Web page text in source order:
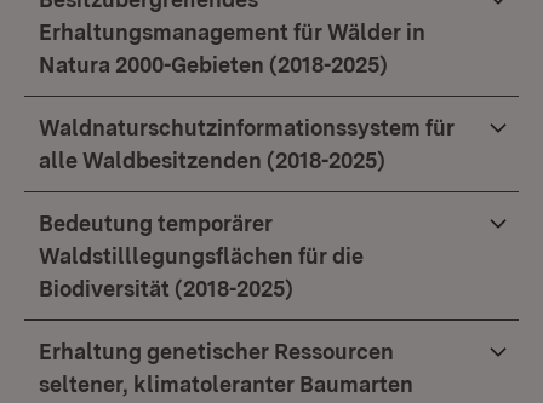
Erhaltungsmanagement für Wälder in
Natura 2000-Gebieten (2018-2025)
Waldnaturschutzinformationssystem für
alle Waldbesitzenden (2018-2025)
Bedeutung temporärer
Waldstilllegungsflächen für die
Biodiversität (2018-2025)
Erhaltung genetischer Ressourcen
seltener, klimatoleranter Baumarten